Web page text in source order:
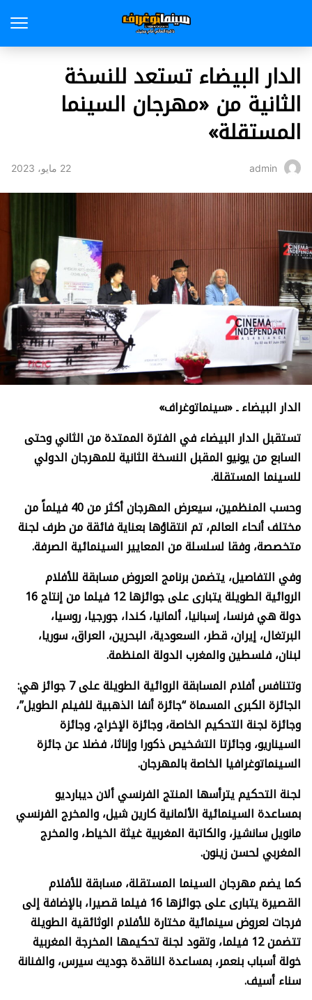
الدار البيضاء تستعد للنسخة
الثانية من «مهرجان السينما
المستقلة»
admin 22 مايو، 2023
الدار البيضاءـ «سينماتوغراف»
تستقبل الدار البيضاء في الفترة الممتدة من الثاني وحتى
السابع من يونيو المقبل النسخة الثانية للمهرجان الدولي
للسينما المستقلة.
وحسب المنظمين، سيعرض المهرجان أكثر من 40 فيلماً من
مختلف أنحاء العالم، تم انتقاؤها بعناية فائقة من طرف لجنة
متخصصة، وفقا لسلسلة من المعايير السينمائية الصرفة.
وفي التفاصيل، يتضمن برنامج العروض مسابقة للأفلام
الروائية الطويلة يتبارى على جوائزها 12 فيلما من إنتاج 16
دولة هي فرنسا، إسبانيا، ألمانيا، كندا، جورجيا، روسيا،
البرتغال، إيران، قطر، السعودية، البحرين، العراق، سوريا،
لبنان، فلسطين والمغرب الدولة المنظمة.
وتتنافس أفلام المسابقة الروائية الطويلة على 7 جوائز هي:
الجائزة الكبرى المسماة “جائزة أنفا الذهبية للفيلم الطويل”،
وجائزة لجنة التحكيم الخاصة، وجائزة الإخراج، وجائزة
السيناريو، وجائزتا التشخيص ذكورا وإناثا، فضلا عن جائزة
السينماتوغرافيا الخاصة بالمهرجان.
لجنة التحكيم يترأسها المنتج الفرنسي ألان ديبارديو
بمساعدة السينمائية الألمانية كارين شيل، والمخرج الفرنسي
مانويل سانشيز، والكاتبة المغربية غيثة الخياط، والمخرج
المغربي لحسن زينون.
كما يضم مهرجان السينما المستقلة، مسابقة للأفلام
القصيرة يتبارى على جوائزها 16 فيلما قصيرا، بالإضافة إلى
فرجات لعروض سينمائية مختارة للأفلام الوثائقية الطويلة
تتضمن 12 فيلما، وتقود لجنة تحكيمها المخرجة المغربية
خولة أسباب بنعمر، بمساعدة الناقدة جوديث سيرس، والفنانة
سناء أسيف.